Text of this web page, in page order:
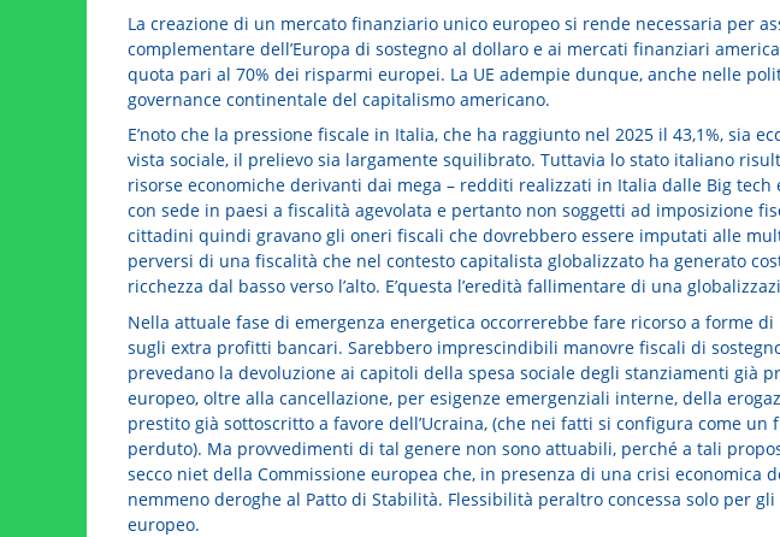
La creazione di un mercato finanziario unico europeo si rende necessaria per
complementare dell’Europa di sostegno al dollaro e ai mercati finanziari
quota pari al 70% dei risparmi europei. La UE adempie dunque, anche nelle
governance continentale del capitalismo americano.
E’noto che la pressione fiscale in Italia, che ha raggiunto nel 2025 il 43,1%, sia
vista sociale, il prelievo sia largamente squilibrato. Tuttavia lo stato italiano
risorse economiche derivanti dai mega – redditi realizzati in Italia dalle Big tech
con sede in paesi a fiscalità agevolata e pertanto non soggetti ad imposizione
cittadini quindi gravano gli oneri fiscali che dovrebbero essere imputati alle
perversi di una fiscalità che nel contesto capitalista globalizzato ha generato
ricchezza dal basso verso l’alto. E’questa l’eredità fallimentare di una
Nella attuale fase di emergenza energetica occorrerebbe fare ricorso a forme
sugli extra profitti bancari. Sarebbero imprescindibili manovre fiscali di
prevedano la devoluzione ai capitoli della spesa sociale degli stanziamenti già
europeo, oltre alla cancellazione, per esigenze emergenziali interne, della
prestito già sottoscritto a favore dell’Ucraina, (che nei fatti si configura come un
perduto). Ma provvedimenti di tal genere non sono attuabili, perché a tali
secco niet della Commissione europea che, in presenza di una crisi economica
nemmeno deroghe al Patto di Stabilità. Flessibilità peraltro concessa solo per
europeo.